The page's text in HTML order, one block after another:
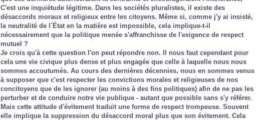
C'est une inquiétude légitime. Dans les sociétés pluralistes, il existe des
désaccords moraux et religieux entre les citoyens. Même si, comme j'y ai insisté,
la neutralité de l´État en la matière est impossible, cela implique-t-il
nécessairement que la politique menée s'affranchisse de l'exigence de respect
mutuel ?
Je crois qu'à cette question l'on peut répondre non. Il nous faut cependant pour
cela une vie civique plus dense et plus engagée que celle à laquelle nous nous
sommes accoutumés. Au cours des dernières décennies, nous en sommes venus
à supposer que c'est respecter les convictions morales et religieuses de nos
concitoyens que de les ignorer (au moins à des fins politiques) afin de ne pas les
perturber et de conduire notre vie publique - autant que possible sans s'y référer.
Mais cette attitude d'évitement traduit une forme de respect trompeuse. Souvent
elle implique la suppression du désaccord moral plus que son évitement. Cela